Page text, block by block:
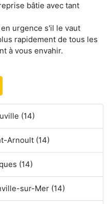
bâtie avec tant
urgence s'il le vaut
rapidement de tous les
à vous envahir.
(14)
Arnoult (14)
(14)
sur-Mer (14)